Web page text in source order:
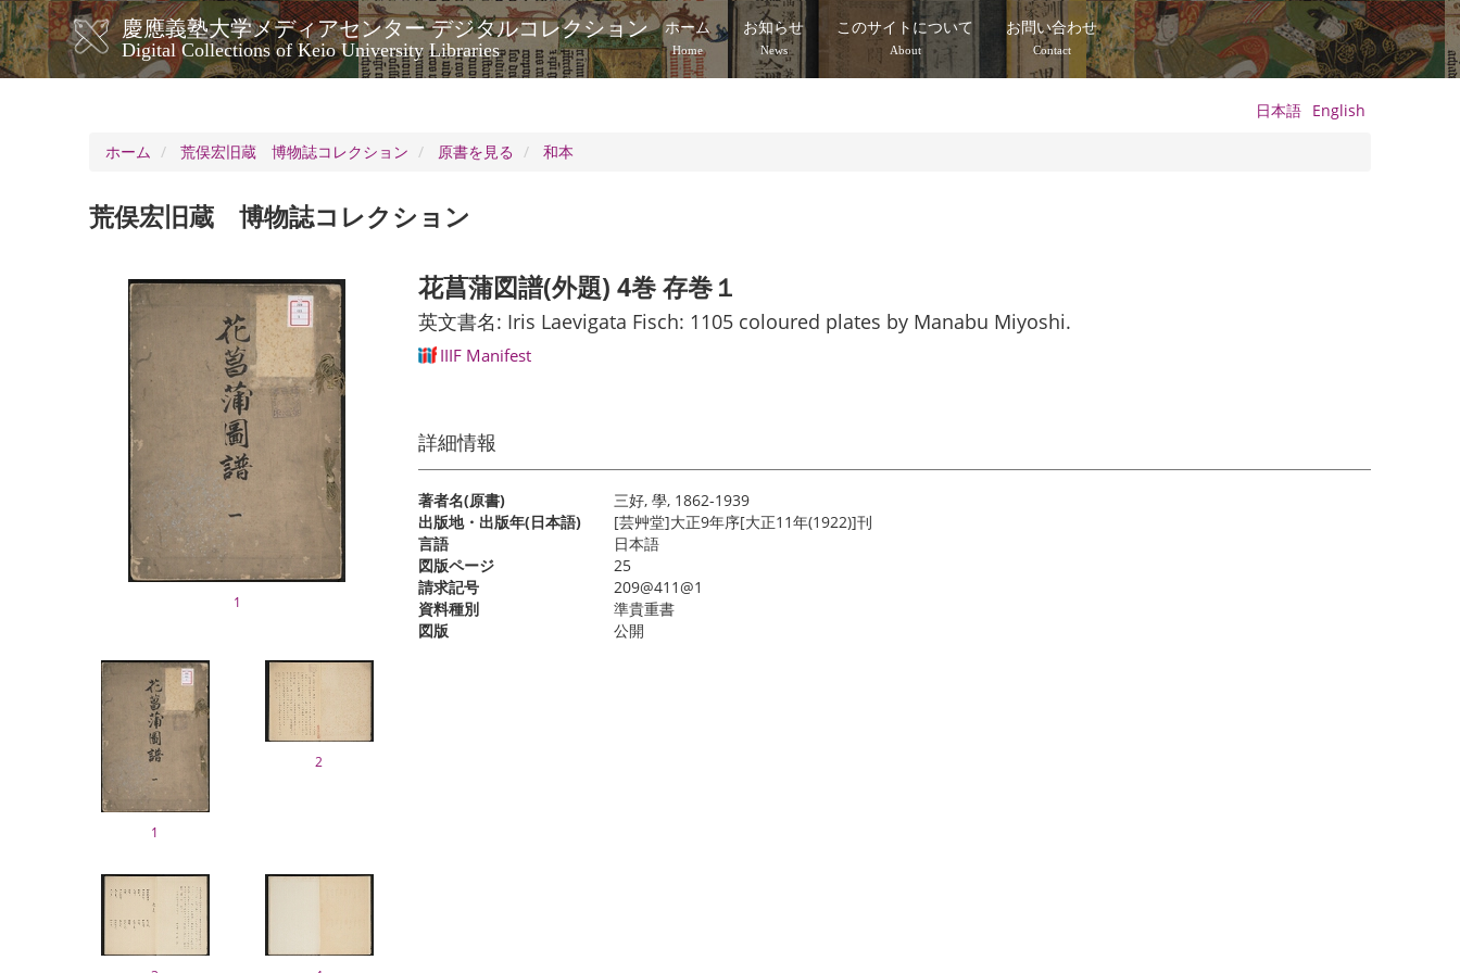
メ
イ
ン
コ
慶應義塾大学メディアセンター デジタルコレクション
Digital Collections of Keio University Libraries
メ
イ
ビ
ー
シ
ホーム
Home
お知らせ
News
このサイトについて
About
お問い合わせ
Contact
日本語 English
ホーム
荒俣宏旧蔵 博物誌コレクション 原書を見る 和本
荒俣宏旧蔵 博物誌コレクション
1
1
2
花菖蒲図譜(外題) 4巻 存巻１
英文書名: Iris Laevigata Fisch: 1105 coloured plates by Manabu Miyoshi.
IIIF Manifest
詳細情報
著者名(原書)
三好, 學, 1862-1939
出版地・出版年(日本語)
[芸艸堂]大正9年序[大正11年(1922)]刊
言語
日本語
図版ページ
25
請求記号
209@411@1
資料種別
準貴重書
図版
公開